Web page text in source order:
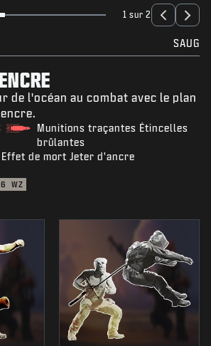
1 sur 2
SAUG
de l'océan au combat avec le plan
Munitions traçantes Étincelles
brûlantes
Effet de mort Jeter d'ancre
WZ